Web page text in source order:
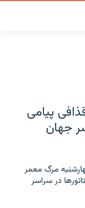
پیامی
جهان
مرگ معمر
در سراسر